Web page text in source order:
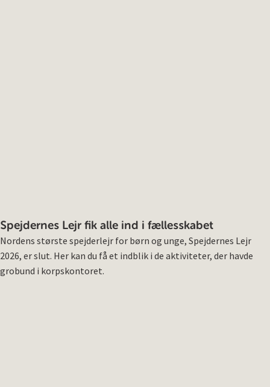
Spejdernes Lejr fik alle ind i fællesskabet
Nordens største spejderlejr for børn og unge, Spejdernes Lejr
2026, er slut. Her kan du få et indblik i de aktiviteter, der havde
grobund i korpskontoret.